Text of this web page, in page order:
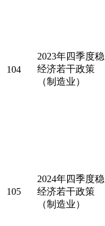
104
2023年四季度稳
经济若干政策
（制造业）
105
2024年四季度稳
经济若干政策
（制造业）